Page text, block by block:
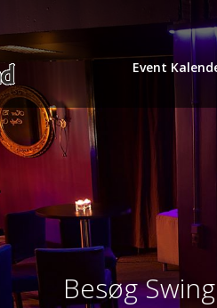
Event
Besøg